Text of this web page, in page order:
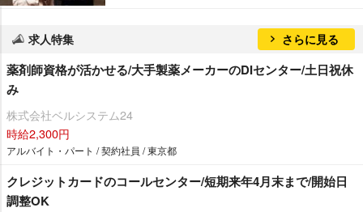
求人特集 さらに見る
薬剤師資格が活かせる/大手製薬メーカーのDIセンター/土日祝休
み
株式会社ベルシステム24
時給2,300円
アルバイト・パート / 契約社員 / 東京都
クレジットカードのコールセンター/短期来年4月末まで/開始日
調整OK